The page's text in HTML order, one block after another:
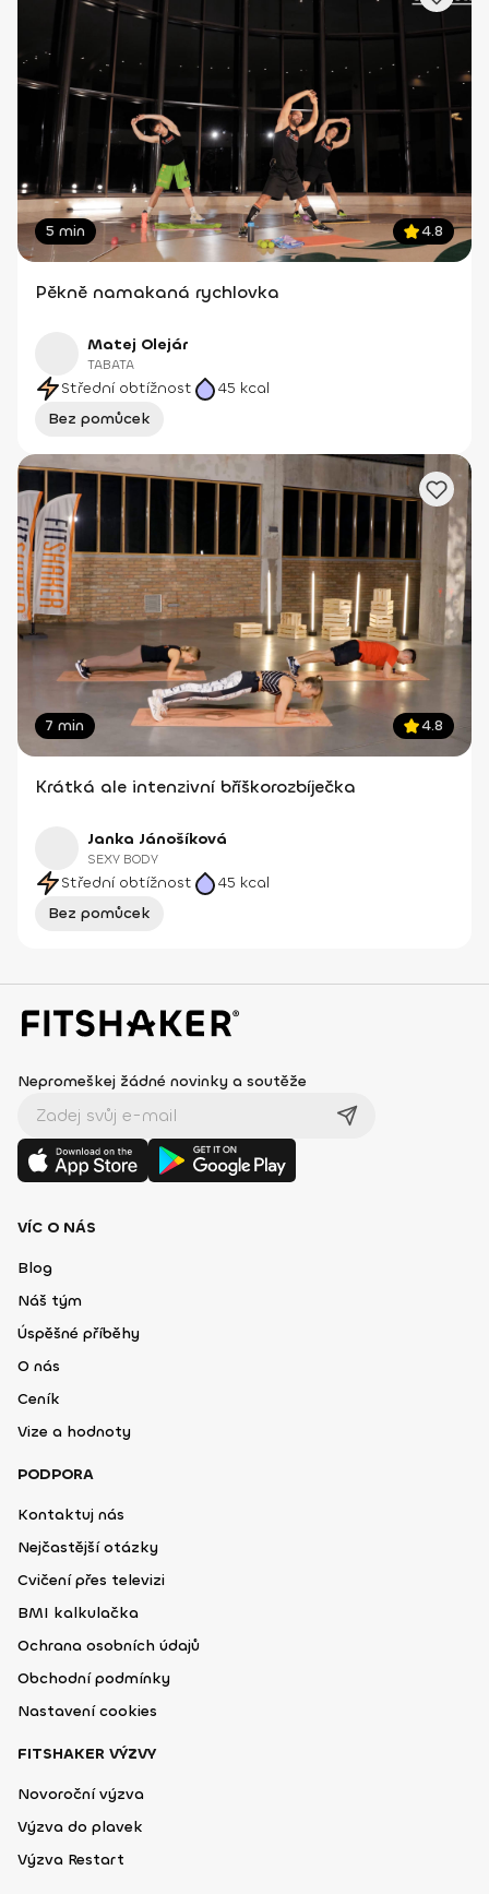
5 min 4.8
Pěkně namakaná rychlovka
Matej Olejár
TABATA
Střední obtížnost 45 kcal
Bez pomůcek
7 min 4.8
Krátká ale intenzivní bříškorozbíječka
Janka Jánošíková
SEXY BODY
Střední obtížnost 45 kcal
Bez pomůcek
Nepromeškej žádné novinky a soutěže
VÍC O NÁS
Blog
Náš tým
Úspěšné příběhy
O nás
Ceník
Vize a hodnoty
PODPORA
Kontaktuj nás
Nejčastější otázky
Cvičení přes televizi
BMI kalkulačka
Ochrana osobních údajů
Obchodní podmínky
Nastavení cookies
FITSHAKER VÝZVY
Novoroční výzva
Výzva do plavek
Výzva Restart